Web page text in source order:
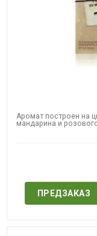
Аромат построен на
мандарина и
ПРЕДЗАКАЗ